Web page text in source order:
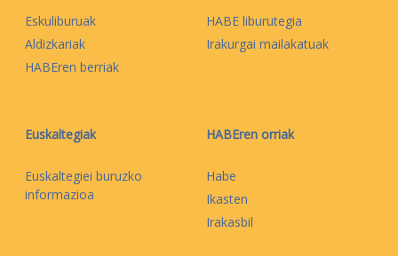
Eskuliburuak
Aldizkariak
HABEren berriak
HABE liburutegia
Irakurgai mailakatuak
Euskaltegiak
Euskaltegiei buruzko
informazioa
HABEren orriak
Habe
Ikasten
Irakasbil